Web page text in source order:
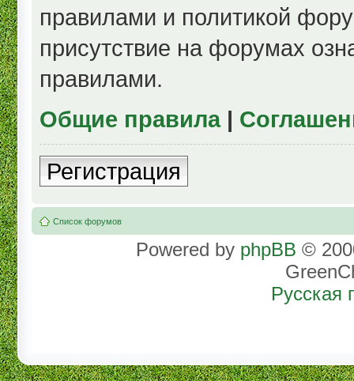
правилами и политикой
присутствие на форумах
правилами.
Общие правила|
Регистрация
Список форумов
Powered by phpBB ©
Русская